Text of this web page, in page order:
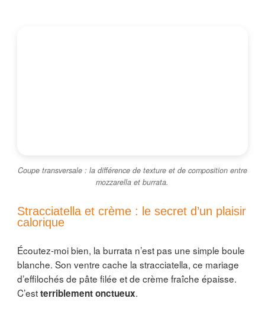
Coupe transversale : la différence de texture et de composition entre
mozzarella et burrata.
Stracciatella et crème : le secret d’un plaisir
calorique
Écoutez-moi bien, la burrata n’est pas une simple boule
blanche. Son ventre cache la stracciatella, ce mariage
d’effilochés de pâte filée et de crème fraîche épaisse.
C’estterriblement onctueux.